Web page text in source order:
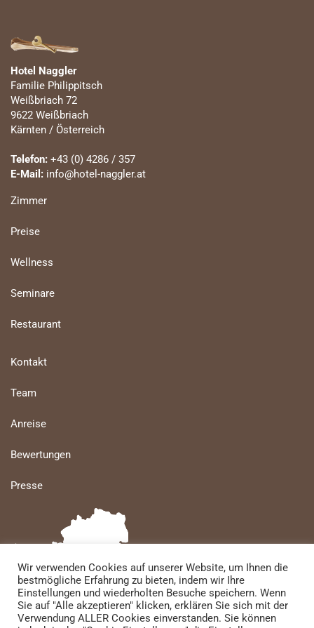
Hotel Naggler
Familie Philippitsch
Weißbriach 72
9622 Weißbriach
Kärnten / Österreich
Telefon: +43 (0) 4286 / 357
E-Mail: info@hotel-naggler.at
Zimmer
Preise
Wellness
Seminare
Restaurant
Kontakt
Team
Anreise
Bewertungen
Presse
Wir verwenden Cookies auf unserer Website, um Ihnen die
bestmögliche Erfahrung zu bieten, indem wir Ihre
Einstellungen und wiederholten Besuche speichern. Wenn
Sie auf "Alle akzeptieren" klicken, erklären Sie sich mit der
Verwendung ALLER Cookies einverstanden. Sie können